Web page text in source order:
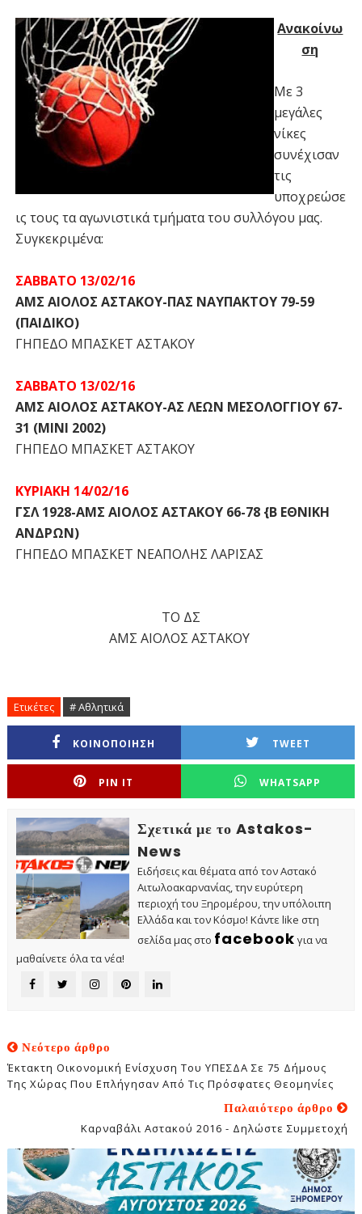
Ανακοίνω
ση
Με 3
μεγάλες
νίκες
συνέχισαν
τις
υποχρεώσε
ις τους τα αγωνιστικά τμήματα του συλλόγου μας.
Συγκεκριμένα:
ΣΑΒΒΑΤΟ 13/02/16
ΑΜΣ ΑΙΟΛΟΣ ΑΣΤΑΚΟΥ-ΠΑΣ ΝΑΥΠΑΚΤΟΥ 79-59
(ΠΑΙΔΙΚΟ)
ΓΗΠΕΔΟ ΜΠΑΣΚΕΤ ΑΣΤΑΚΟΥ
ΣΑΒΒΑΤΟ 13/02/16
ΑΜΣ ΑΙΟΛΟΣ ΑΣΤΑΚΟΥ-ΑΣ ΛΕΩΝ ΜΕΣΟΛΟΓΓΙΟΥ 67-
31 (ΜΙΝΙ 2002)
ΓΗΠΕΔΟ ΜΠΑΣΚΕΤ ΑΣΤΑΚΟΥ
ΚΥΡΙΑΚΗ 14/02/16
ΓΣΛ 1928-ΑΜΣ ΑΙΟΛΟΣ ΑΣΤΑΚΟΥ 66-78 {Β ΕΘΝΙΚΗ
ΑΝΔΡΩΝ)
ΓΗΠΕΔΟ ΜΠΑΣΚΕΤ ΝΕΑΠΟΛΗΣ ΛΑΡΙΣΑΣ
ΤΟ ΔΣ
ΑΜΣ ΑΙΟΛΟΣ ΑΣΤΑΚΟΥ
Ετικέτες # Αθλητικά
ΚΟΙΝΟΠΟΙΗΣΗ TWEET
PIN IT WHATSAPP
Σχετικά με το Astakos-
News
Ειδήσεις και θέματα από τον Αστακό
Αιτωλοακαρνανίας, την ευρύτερη
περιοχή του Ξηρομέρου, την υπόλοιπη
Ελλάδα και τον Κόσμο! Κάντε like στη
σελίδα μας στο facebook για να
μαθαίνετε όλα τα νέα!
Νεότερο άρθρο
Έκτακτη Οικονομική Ενίσχυση Του ΥΠΕΣΔΑ Σε 75 Δήμους
Της Χώρας Που Επλήγησαν Από Τις Πρόσφατες Θεομηνίες
Παλαιότερο άρθρο
Καρναβάλι Αστακού 2016 - Δηλώστε Συμμετοχή